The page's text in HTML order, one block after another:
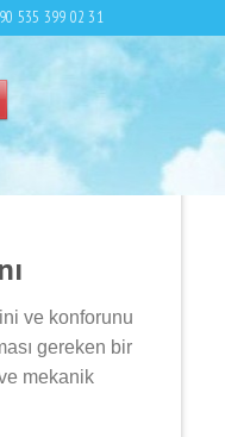
535 399 02 31
ve konforunu
gereken bir
mekanik